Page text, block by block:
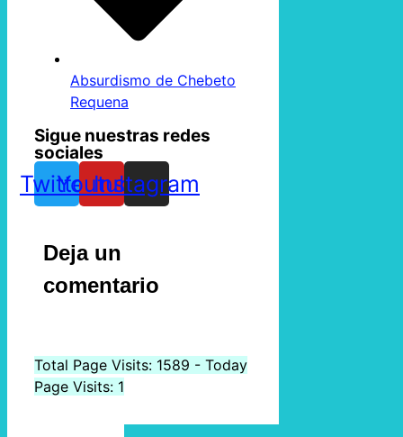
Absurdismo de Chebeto
Requena
Sigue nuestras redes
sociales
TwitterYoutube
Instagram
Deja un
comentario
Total Page Visits: 1589 - Today
Page Visits: 1